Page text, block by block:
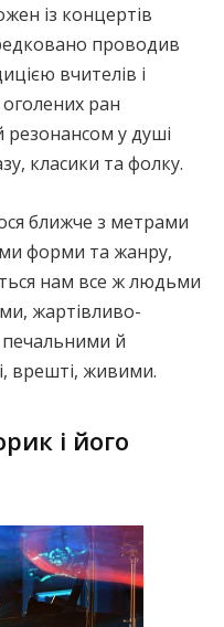
із концертів
проводив
вчителів і
оголених ран
резонансом у душі
класики та фолку.
ближче з метрами
форми та жанру,
нам все ж людьми
жартівливо-
й
врешті, живими.
і його